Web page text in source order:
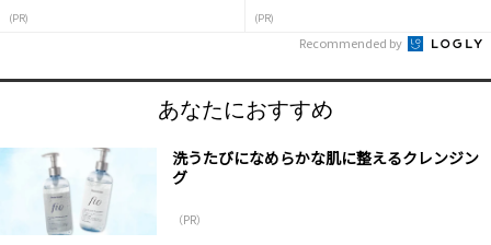
(PR) (PR)
Recommended by
あなたにおすすめ
洗うたびになめらかな肌に整えるクレンジン
グ
（PR）